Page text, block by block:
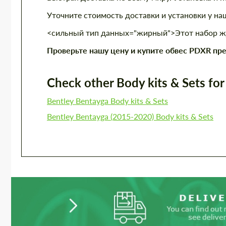
Уточните стоимость доставки и установки у
<сильный тип данных="жирный">Этот набор
Проверьте нашу цену и купите обвес PDXR
Check other Body kits & Sets
Bentley Bentayga Body kits & Sets
Bentley Bentayga (2015-2020) Body kits & Sets